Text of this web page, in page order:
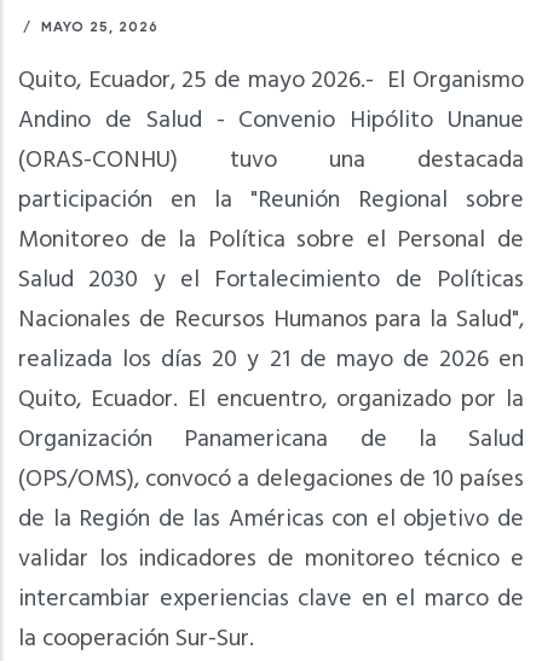
/ MAYO 25, 2026
Quito, Ecuador, 25 de mayo 2026.- El Organismo
Andino de Salud - Convenio Hipólito Unanue
(ORAS-CONHU) tuvo una destacada
participación en la "Reunión Regional sobre
Monitoreo de la Política sobre el Personal de
Salud 2030 y el Fortalecimiento de Políticas
Nacionales de Recursos Humanos para la Salud",
realizada los días 20 y 21 de mayo de 2026 en
Quito, Ecuador. El encuentro, organizado por la
Organización Panamericana de la Salud
(OPS/OMS), convocó a delegaciones de 10 países
de la Región de las Américas con el objetivo de
validar los indicadores de monitoreo técnico e
intercambiar experiencias clave en el marco de
la cooperación Sur-Sur.